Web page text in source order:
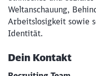
Weltanschauung,
Arbeitslosigkeit sowie
Identität.
Dein Kontakt